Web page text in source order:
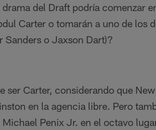
del Draft podría comenzar
Carter o tomarán a uno de los
Sanders o Jaxson Dart)?
ser Carter, considerando que
en la agencia libre. Pero
Penix Jr. en el octavo